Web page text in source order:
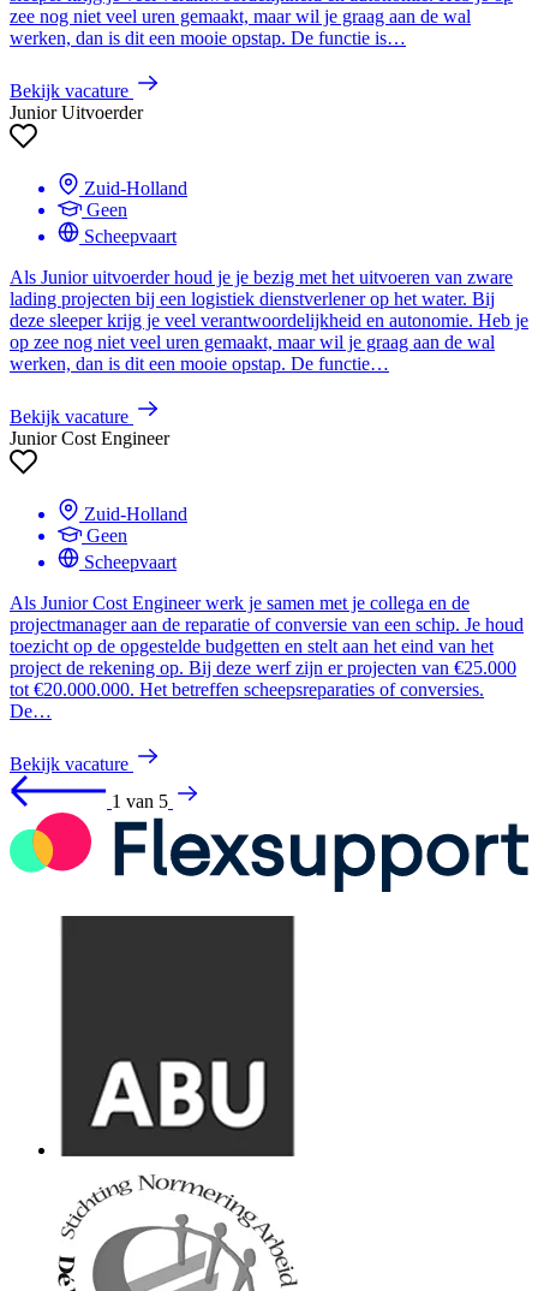
zee nog niet veel uren gemaakt, maar wil je graag aan de wal
werken, dan is dit een mooie opstap. De functie is…
Bekijk vacature
Junior Uitvoerder
Zuid-Holland
Geen
Scheepvaart
Als Junior uitvoerder houd je je bezig met het uitvoeren van zware
lading projecten bij een logistiek dienstverlener op het water. Bij
deze sleeper krijg je veel verantwoordelijkheid en autonomie. Heb je
op zee nog niet veel uren gemaakt, maar wil je graag aan de wal
werken, dan is dit een mooie opstap. De functie…
Bekijk vacature
Junior Cost Engineer
Zuid-Holland
Geen
Scheepvaart
Als Junior Cost Engineer werk je samen met je collega en de
projectmanager aan de reparatie of conversie van een schip. Je houd
toezicht op de opgestelde budgetten en stelt aan het eind van het
project de rekening op. Bij deze werf zijn er projecten van €25.000
tot €20.000.000. Het betreffen scheepsreparaties of conversies.
De…
Bekijk vacature
1 van 5